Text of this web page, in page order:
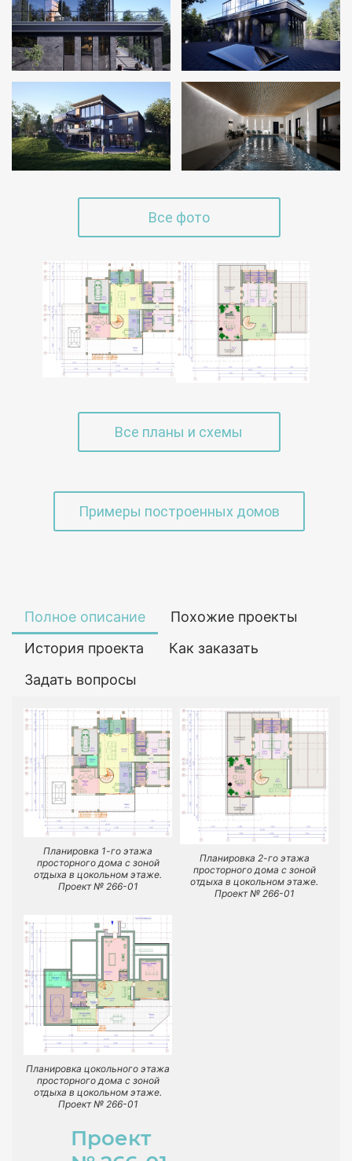
Все фото
Все планы и схемы
Примеры построенных домов
Полное описание
Похожие проекты
История проекта
Как заказать
Задать вопросы
Планировка 1-го этажа
просторного дома с зоной
отдыха в цокольном этаже.
Проект № 266-01
Планировка 2-го этажа
просторного дома с зоной
отдыха в цокольном этаже.
Проект № 266-01
Планировка цокольного этажа
просторного дома с зоной
отдыха в цокольном этаже.
Проект № 266-01
Проект